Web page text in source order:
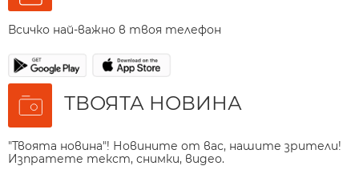
Всичко най-важно в твоя телефон
ТВОЯТА НОВИНА
"Твоята новина"! Новините от вас, нашите зрители!
Изпратете текст, снимки, видео.